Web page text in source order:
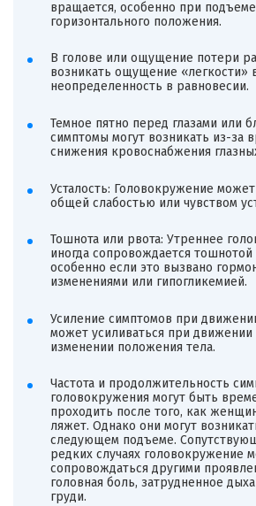
вращается, особенно при
горизонтального положения.
В голове или ощущение потери
возникать ощущение «легкости»
неопределенность в равновесии.
Темное пятно перед глазами или
симптомы могут возникать из-за
снижения кровоснабжения
Усталость: Головокружение
общей слабостью или чувством
Тошнота или рвота: Утреннее
иногда сопровождается
особенно если это вызвано
изменениями или гипогликемией.
Усиление симптомов при
может усиливаться при движении
изменении положения тела.
Частота и продолжительность
головокружения могут быть
проходить после того, как
ляжет. Однако они могут
следующем подъеме.
редких случаях головокружение
сопровождаться другими
головная боль, затрудненное
груди.